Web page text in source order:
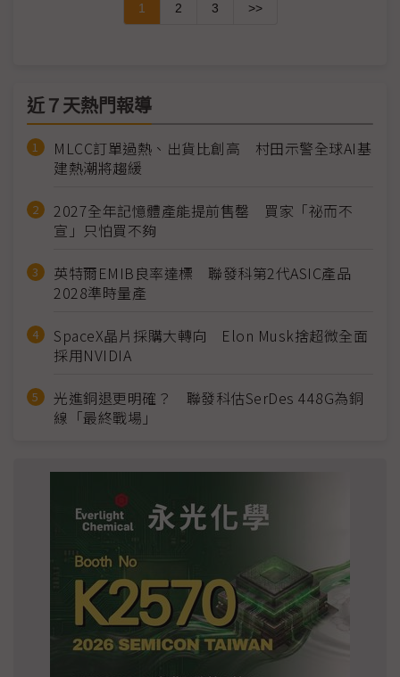
1 2 3 >>
近７天熱門報導
MLCC訂單過熱、出貨比創高 村田示警全球AI基
建熱潮將趨緩
2027全年記憶體產能提前售罄 買家「祕而不
宣」只怕買不夠
英特爾EMIB良率達標 聯發科第2代ASIC產品
2028準時量產
SpaceX晶片採購大轉向 Elon Musk捨超微全面
採用NVIDIA
光進銅退更明確？ 聯發科估SerDes 448G為銅
線「最終戰場」